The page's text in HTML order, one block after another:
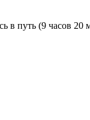
в путь (9 часов